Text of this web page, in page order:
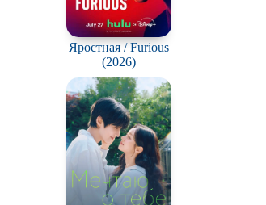
Яростная / Furious
(2026)